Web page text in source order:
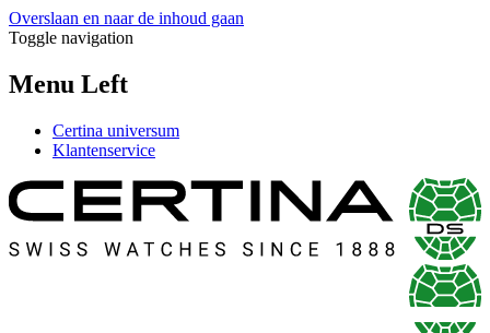
Overslaan en naar de inhoud gaan
Toggle navigation
Menu Left
Certina universum
Klantenservice